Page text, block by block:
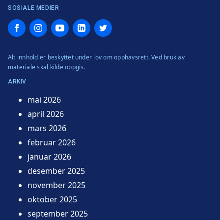
SOSIALE MEDIER
FacebookInstagramYouTubeLinkedInTwitter
Alt innhold er beskyttet under lov om opphavsrett. Ved bruk av
materiale skal kilde oppgis.
ARKIV
mai 2026
april 2026
mars 2026
februar 2026
januar 2026
desember 2025
november 2025
oktober 2025
september 2025